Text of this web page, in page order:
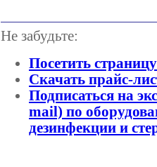
Не забудьте:
Посетить
Скачать прайс-
Подписаться на
mail) по
дезинфекции и